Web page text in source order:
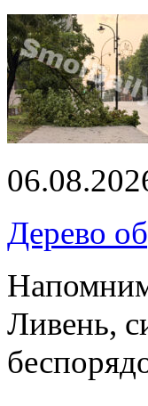
Дерево
Ливень,